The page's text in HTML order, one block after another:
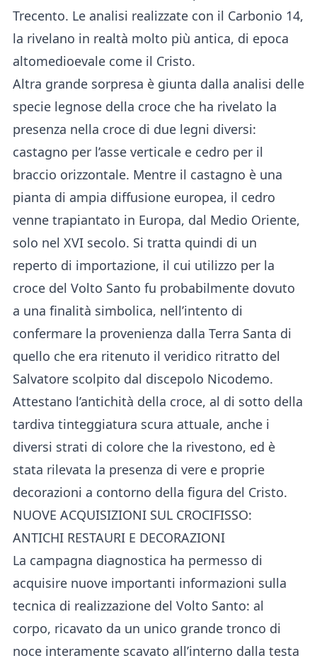
Trecento. Le analisi realizzate con il Carbonio 14,
la rivelano in realtà molto più antica, di epoca
altomedioevale come il Cristo.
Altra grande sorpresa è giunta dalla analisi delle
specie legnose della croce che ha rivelato la
presenza nella croce di due legni diversi:
castagno per l’asse verticale e cedro per il
braccio orizzontale. Mentre il castagno è una
pianta di ampia diffusione europea, il cedro
venne trapiantato in Europa, dal Medio Oriente,
solo nel XVI secolo. Si tratta quindi di un
reperto di importazione, il cui utilizzo per la
croce del Volto Santo fu probabilmente dovuto
a una finalità simbolica, nell’intento di
confermare la provenienza dalla Terra Santa di
quello che era ritenuto il veridico ritratto del
Salvatore scolpito dal discepolo Nicodemo.
Attestano l’antichità della croce, al di sotto della
tardiva tinteggiatura scura attuale, anche i
diversi strati di colore che la rivestono, ed è
stata rilevata la presenza di vere e proprie
decorazioni a contorno della figura del Cristo.
NUOVE ACQUISIZIONI SUL CROCIFISSO:
ANTICHI RESTAURI E DECORAZIONI
La campagna diagnostica ha permesso di
acquisire nuove importanti informazioni sulla
tecnica di realizzazione del Volto Santo: al
corpo, ricavato da un unico grande tronco di
noce interamente scavato all’interno dalla testa